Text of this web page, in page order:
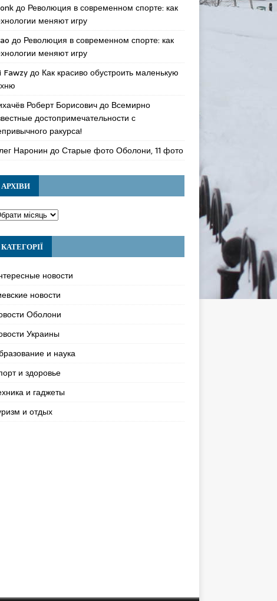
до Революция в современном спорте: как
меняют игру
до Революция в современном спорте: как
меняют игру
Fawzyдо Как красиво обустроить маленькую
Роберт Борисовичдо Всемирно
достопримечательности с
ракурса!
Наронин доСтарые фото Оболони, 11 фото
АРХІВИ
КАТЕГОРІЇ
новости
новости
Оболони
Украины
и наука
и здоровье
и гаджеты
и отдых